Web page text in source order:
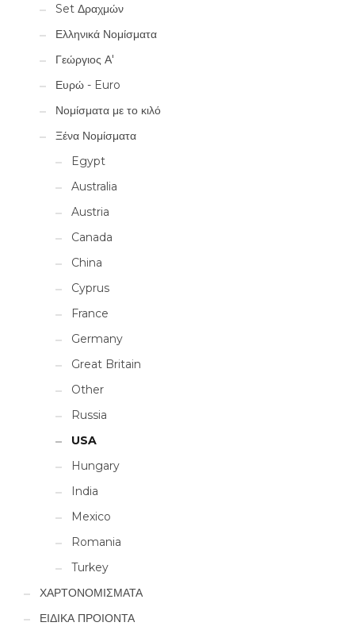
Set Δραχμών
Ελληνικά Νομίσματα
Γεώργιος Α'
Ευρώ - Euro
Νομίσματα με το κιλό
Ξένα Νομίσματα
Egypt
Australia
Austria
Canada
China
Cyprus
France
Germany
Great Britain
Other
Russia
USA
Hungary
India
Mexico
Romania
Turkey
ΧΑΡΤΟΝΟΜΙΣΜΑΤΑ
ΕΙΔΙΚΑ ΠΡΟΙΟΝΤΑ